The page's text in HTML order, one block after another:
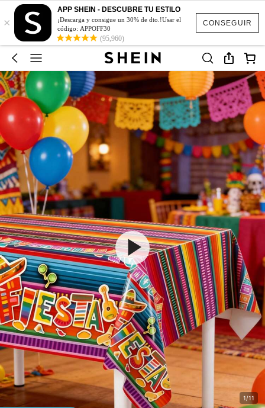
CONSEGUIR
×
APP SHEIN - DESCUBRE TU ESTILO
¡Descarga y consigue un 30% de dto.!Usar el
código: APPOFF30
(95,960)
1/11